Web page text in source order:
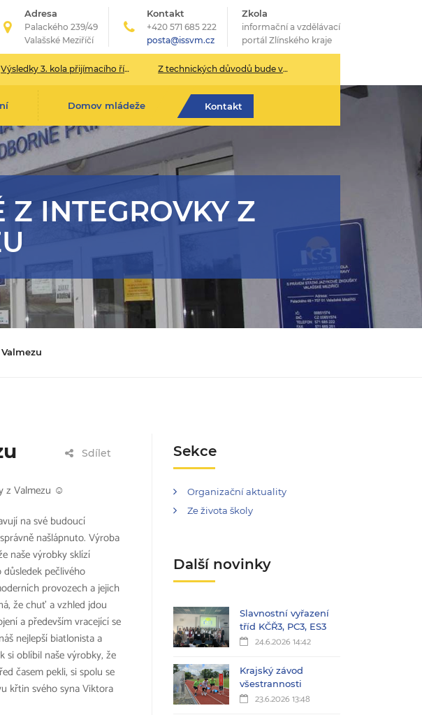
Adresa
Palackého 239/49
Valašské Meziříčí
Kontakt
+420 571 685 222
posta@issvm.cz
Zkola
informační a vzdělávací
portál Zlínského kraje
Výsledky 3. kola přijímacího řízení pro školní rok 2026/2027 Z technických důvodů bude v pondělí 13. července sekretariát školy uzavřen.
Domov mládeže Kontakt
Z INTEGROVKY Z
Sdílet
z Valmezu ☺
na své budoucí
našlápnuto. Výroba
naše výrobky sklízí
pečlivého
provozech a jejich
že chuť a vzhled jdou
a především vracející se
nejlepší biatlonista a
si oblíbil naše výrobky, že
časem pekli, si spolu se
křtin svého syna Viktora
Sekce
Organizační aktuality
Ze života školy
Další novinky
Slavnostní vyřazení
tříd KČŘ3, PC3, ES3
24.6.2026 14:42
Krajský závod
všestrannosti
23.6.2026 13:48